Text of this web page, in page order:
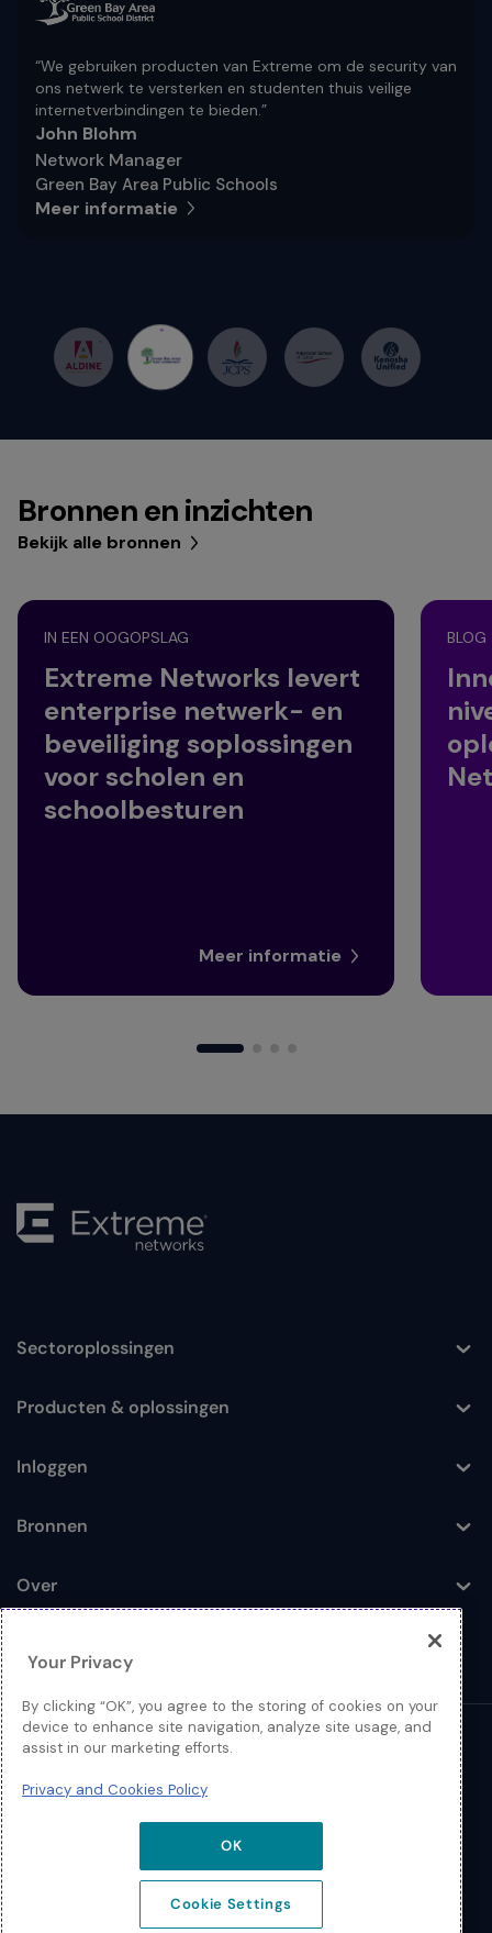
“We gebruiken producten van Extreme om de security van
ons netwerk te versterken en studenten thuis veilige
internetverbindingen te bieden.”
John Blohm
Network Manager
Green Bay Area Public Schools
Meer informatie
Bronnen en inzichten
Bekijk alle bronnen
IN EEN OOGOPSLAG
Extreme Networks levert
enterprise netwerk- en
beveiliging soplossingen
voor scholen en
schoolbesturen
Meer informatie
BLOG
Toggle
Sectoroplossingen
Toggle
Producten & oplossingen
Toggle
Inloggen
Toggle
Bronnen
Toggle
Over
© 2026 Extreme Networks
Juridisch
Privacy- en Cookiebeleid
Your Privacy
By clicking “OK”, you agree to the storing of cookies on your
device to enhance site navigation, analyze site usage, and
assist in our marketing efforts.
Privacy and Cookies Policy
OK
Cookie Settings